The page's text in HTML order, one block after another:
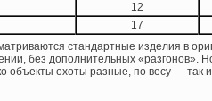
12
17
стандартные изделия в
без дополнительных «разгонов».
объекты охоты разные, по весу — так